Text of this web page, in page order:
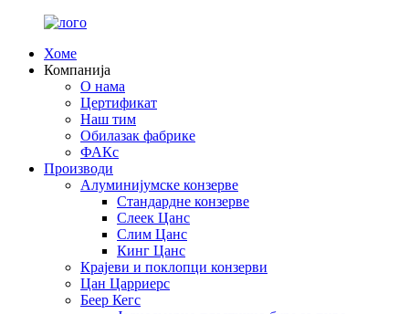
Хоме
Компанија
О нама
Цертификат
Наш тим
Обилазак фабрике
ФАКс
Производи
Алуминијумске конзерве
Стандардне конзерве
Слеек Цанс
Слим Цанс
Кинг Цанс
Крајеви и поклопци конзерви
Цан Царриерс
Беер Кегс